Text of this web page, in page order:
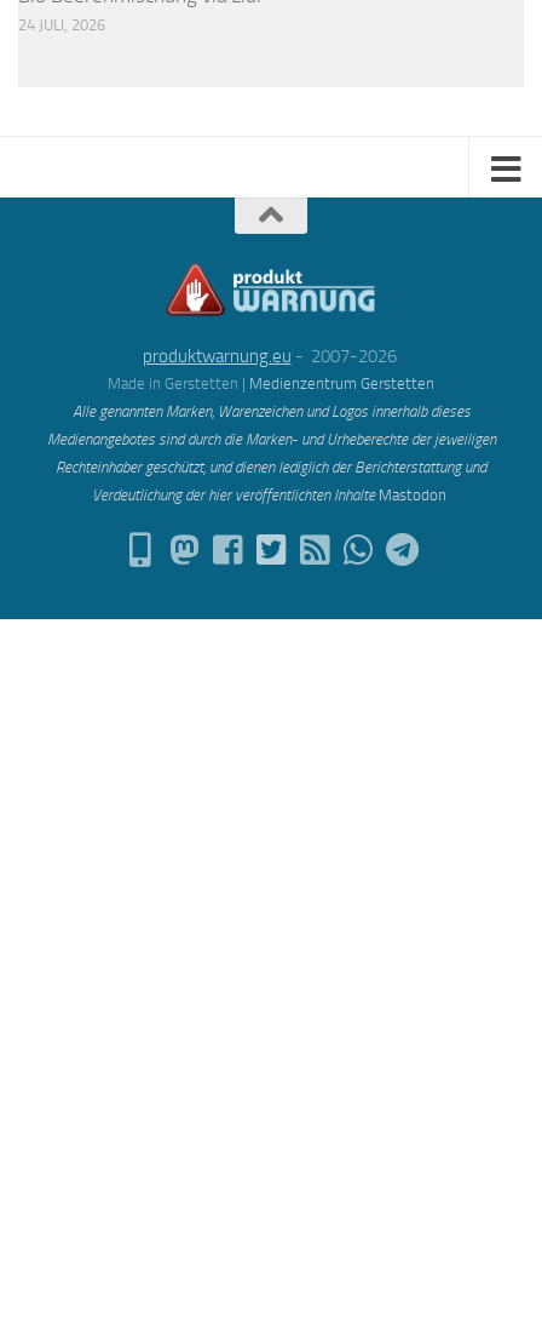
24 JULI, 2026
produktwarnung.eu - 2007-2026
Made in Gerstetten | Medienzentrum Gerstetten
Alle genannten Marken, Warenzeichen und Logos innerhalb dieses
Medienangebotes sind durch die Marken- und Urheberechte der jeweiligen
Rechteinhaber geschützt, und dienen lediglich der Berichterstattung und
Verdeutlichung der hier veröffentlichten Inhalte Mastodon